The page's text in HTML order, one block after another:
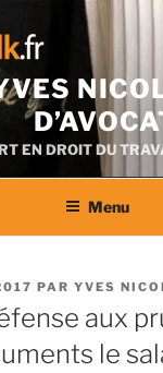
EN DROIT DU
Menu
PAR YVES
aux
le